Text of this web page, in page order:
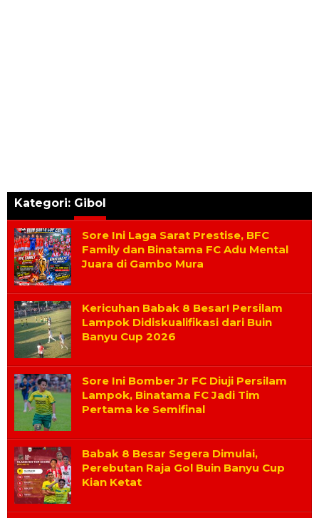
Kategori: Gibol
Sore Ini Laga Sarat Prestise, BFC
Family dan Binatama FC Adu Mental
Juara di Gambo Mura
Kericuhan Babak 8 Besar! Persilam
Lampok Didiskualifikasi dari Buin
Banyu Cup 2026
Sore Ini Bomber Jr FC Diuji Persilam
Lampok, Binatama FC Jadi Tim
Pertama ke Semifinal
Babak 8 Besar Segera Dimulai,
Perebutan Raja Gol Buin Banyu Cup
Kian Ketat